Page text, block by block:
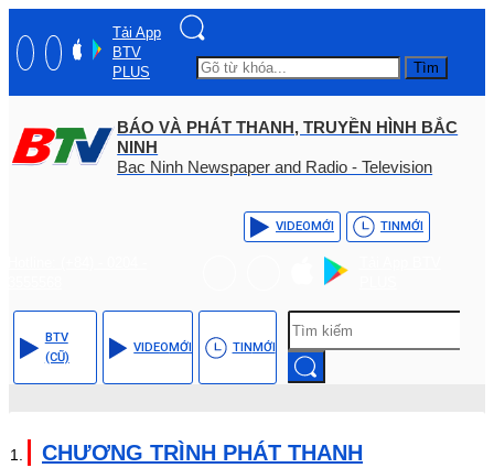
Tải App
BTV
PLUS
Tìm
BÁO VÀ PHÁT THANH, TRUYỀN HÌNH BẮC
NINH
Bac Ninh Newspaper and Radio - Television
VIDEOMỚI TINMỚI
BTV
(CŨ)
VIDEOMỚI TINMỚI
CHƯƠNG TRÌNH PHÁT THANH